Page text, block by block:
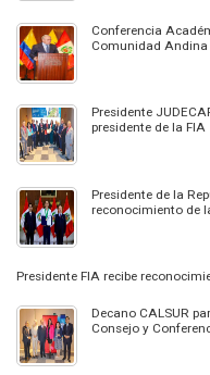
Conferencia
Comunidad Andina
Presidente
presidente de la FIA
Presidente de la
reconocimiento de
Presidente FIA recibe
Decano CALSUR
Consejo y